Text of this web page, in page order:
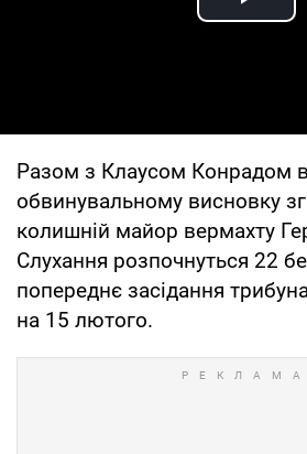
Разом з Клаусом Конрадом в
обвинувальному висновку
колишній майор вермахту
Слухання розпочнуться 22
попереднє засідання
на 15 лютого.